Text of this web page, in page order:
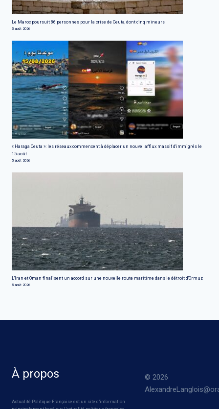
Le Maroc poursuit 86 personnes pour la crise de Ceuta, dont cinq mineurs
5 août 2026
« Haraga Ceuta »: les réseaux commencent à déplacer un nouvel afflux massif d'immigrés le
15 août
5 août 2026
L'Iran et Oman finalisent un accord sur une nouvelle route maritime dans le détroit d'Ormuz
5 août 2026
À propos
Actualité Politique Française est un site d’information
© 2026